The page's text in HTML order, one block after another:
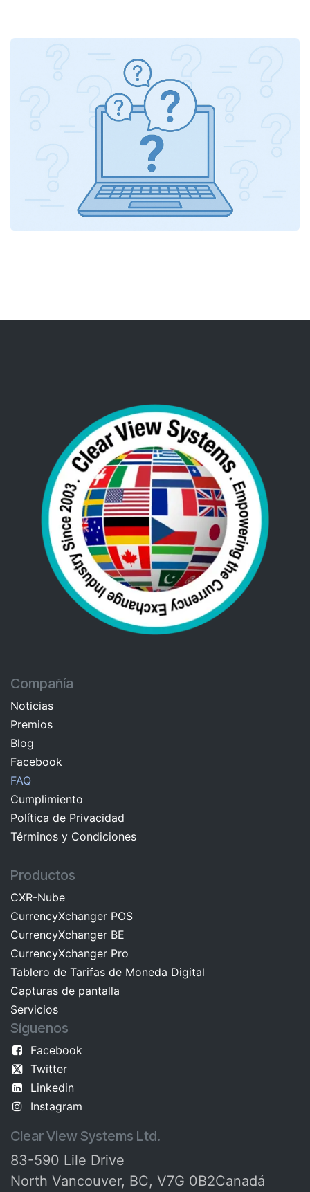
Compañía
Noticias
Premios
Blog
Facebook
FAQ
Cumplimiento
Política de Privacidad
Términos y Condiciones
Productos
CXR-Nube
CurrencyXchanger POS
CurrencyXchanger BE
CurrencyXchanger Pro
Tablero de Tarifas de Moneda Digital
Capturas de pantalla
Servicios
Síguenos
Facebook
Twitter
Linkedin
Instagram
Clear View Systems Ltd.
83-590 Lile Drive
North Vancouver, BC, V7G 0B2Canadá